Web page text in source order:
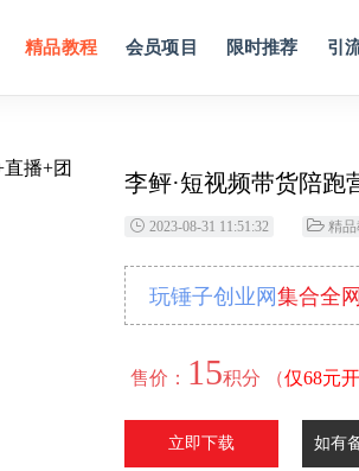
精品教程 会员项目 限时推荐 引
李鲆·短视频带货陪跑
2023-08-31 11:51:32 精品
玩锤子创业网 集合全
售价： 15积分 （仅68元
立即下载 如有